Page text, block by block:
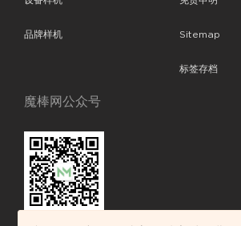
品牌样机 Sitemap
标签存档
魔棒网公众号